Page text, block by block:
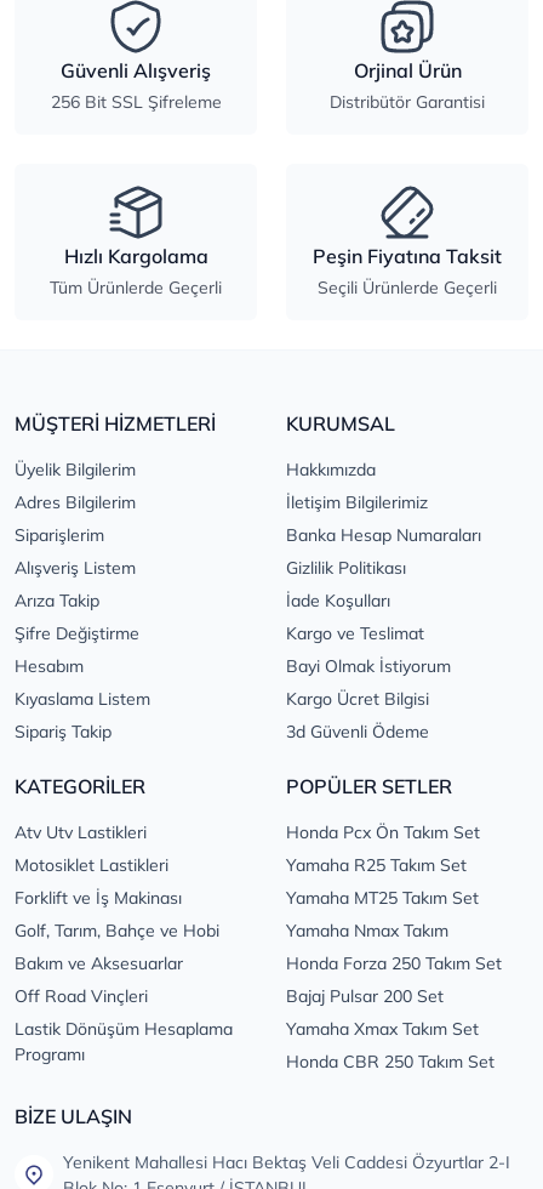
Güvenli Alışveriş
256 Bit SSL Şifreleme
Orjinal Ürün
Distribütör Garantisi
Hızlı Kargolama
Tüm Ürünlerde Geçerli
Peşin Fiyatına Taksit
Seçili Ürünlerde Geçerli
MÜŞTERİ HİZMETLERİ
Üyelik Bilgilerim
Adres Bilgilerim
Siparişlerim
Alışveriş Listem
Arıza Takip
Şifre Değiştirme
Hesabım
Kıyaslama Listem
Sipariş Takip
KURUMSAL
Hakkımızda
İletişim Bilgilerimiz
Banka Hesap Numaraları
Gizlilik Politikası
İade Koşulları
Kargo ve Teslimat
Bayi Olmak İstiyorum
Kargo Ücret Bilgisi
3d Güvenli Ödeme
KATEGORİLER
Atv Utv Lastikleri
Motosiklet Lastikleri
Forklift ve İş Makinası
Golf, Tarım, Bahçe ve Hobi
Bakım ve Aksesuarlar
Off Road Vinçleri
Lastik Dönüşüm Hesaplama
Programı
POPÜLER SETLER
Honda Pcx Ön Takım Set
Yamaha R25 Takım Set
Yamaha MT25 Takım Set
Yamaha Nmax Takım
Honda Forza 250 Takım Set
Bajaj Pulsar 200 Set
Yamaha Xmax Takım Set
Honda CBR 250 Takım Set
BİZE ULAŞIN
Yenikent Mahallesi Hacı Bektaş Veli Caddesi Özyurtlar 2-I